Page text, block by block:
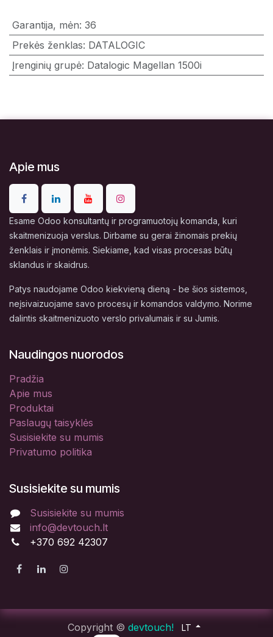
Garantija, mėn: 36
Prekės ženklas: DATALOGIC
Įrenginių grupė: Datalogic Magellan 1500i
Apie mus
Esame Odoo konsultantų ir programuotojų komanda, kuri
skaitmenizuoja verslus. Dirbame su gerai žinomais prekių
ženklais ir įmonėmis. Siekiame, kad visas procesas būtų
sklandus ir skaidrus.
Patys naudojame Odoo kiekvieną dieną - be šios sistemos,
neįsivaizuojame savo procesų ir komandos valdymo. Norime
dalintis skaitmenizuoto verslo privalumais ir su Jumis.
Naudingos nuorodos
Pradžia
Apie mus
Produktai
Paslaugų taisyklės
Susisiekite su mumis
Privatumo politika
Susisiekite su mumis
Susisiekite su mumis
info@devtouch.lt
+370 692 42307
Copyright © devtouch!
LT